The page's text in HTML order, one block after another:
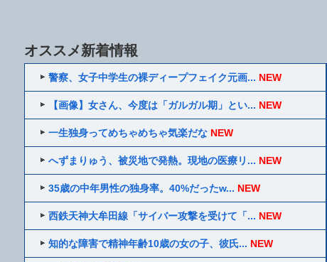
オススメ新着情報
警察、女子中学生の裸ディープフェイク元画... NEW
【画像】女さん、今度は「ガルガル期」とい... NEW
一生独身ってめちゃめちゃ気楽だな NEW
へずまりゅう、被災地で発熱。現地の医療リ... NEW
35歳の中年男性の独身率。40%だったw... NEW
西鉄天神大牟田線「サイバー攻撃を受けて「... NEW
知的な障害で精神年齢10歳の女の子、彼氏... NEW